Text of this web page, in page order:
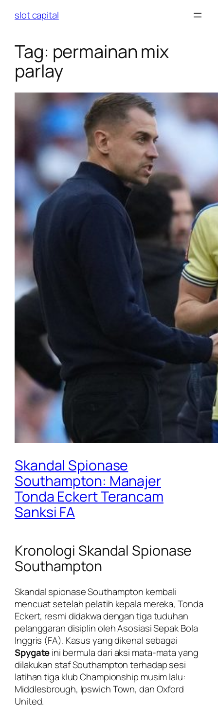
slot capital
Tag: permainan mix
parlay
Skandal Spionase
Southampton: Manajer
Tonda Eckert Terancam
Sanksi FA
Kronologi Skandal Spionase
Southampton
Skandal spionase Southampton kembali
mencuat setelah pelatih kepala mereka, Tonda
Eckert, resmi didakwa dengan tiga tuduhan
pelanggaran disiplin oleh Asosiasi Sepak Bola
Inggris (FA). Kasus yang dikenal sebagai
Spygateini bermula dari aksi mata-mata yang
dilakukan staf Southampton terhadap sesi
latihan tiga klub Championship musim lalu:
Middlesbrough, Ipswich Town, dan Oxford
United.